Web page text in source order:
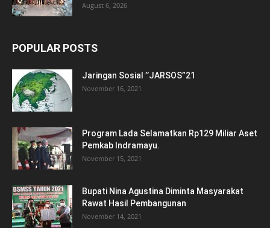
August 6, 2026
POPULAR POSTS
Jaringan Sosial ’’JARSOS”21
November 16, 2021
Program Lada Selamatkan Rp129 Miliar Aset
Pemkab Indramayu.
November 15, 2021
Bupati Nina Agustina Diminta Masyarakat
Rawat Hasil Pembangunan
November 14, 2021